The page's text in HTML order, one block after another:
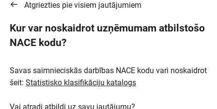
Atgriezties pie visiem jautājumiem
Kur var noskaidrot uzņēmumam atbilstošo
NACE kodu?
Savas saimnieciskās darbības NACE kodu vari noskaidrot
šeit: Statistisko klasifikāciju katalogs
Vai atradi atbildi uz savu jautājumu?